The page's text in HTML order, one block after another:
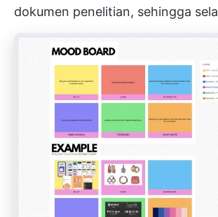
dokumen penelitian, sehingga